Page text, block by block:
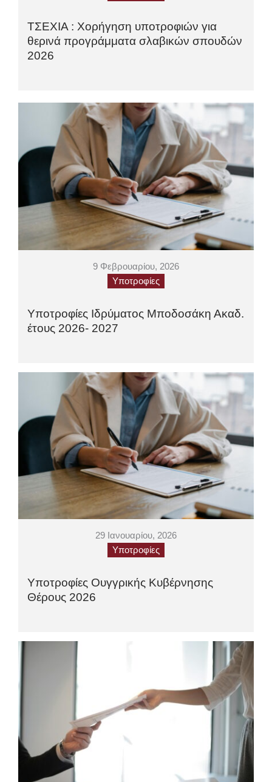
ΤΣΕΧΙΑ : Χορήγηση υποτροφιών για
θερινά προγράμματα σλαβικών σπουδών
2026
9 Φεβρουαρίου, 2026
Υποτροφίες
Υποτροφίες Ιδρύματος Μποδοσάκη Ακαδ.
έτους 2026- 2027
29 Ιανουαρίου, 2026
Υποτροφίες
Υποτροφίες Ουγγρικής Κυβέρνησης
Θέρους 2026